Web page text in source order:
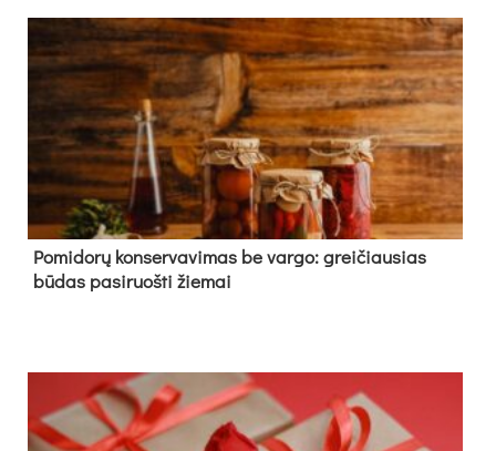
Pomidorų konservavimas be vargo: greičiausias
būdas pasiruošti žiemai